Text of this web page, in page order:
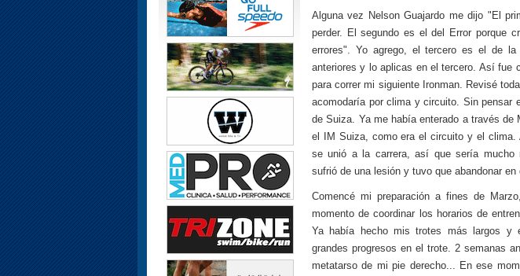
Alguna vez Nelson Guajardo me dijo "El
perder. El segundo es el del Error porque
errores". Yo agrego, el tercero es el de
anteriores y lo aplicas en el tercero. Así fue
para correr mi siguiente Ironman. Revisé
acomodaría por clima y circuito. Sin pensar
de Suiza. Ya me había enterado a través
el IM Suiza, como era el circuito y el clima.
se unió a la carrera, así que sería mucho
sufrió de una lesión y tuvo que abandonar en
Comencé mi preparación a fines de
momento de coordinar los horarios de
Ya había hecho mis trotes más largos y
grandes progresos en el trote. 2 semanas
metatarso de mi pie derecho... En ese